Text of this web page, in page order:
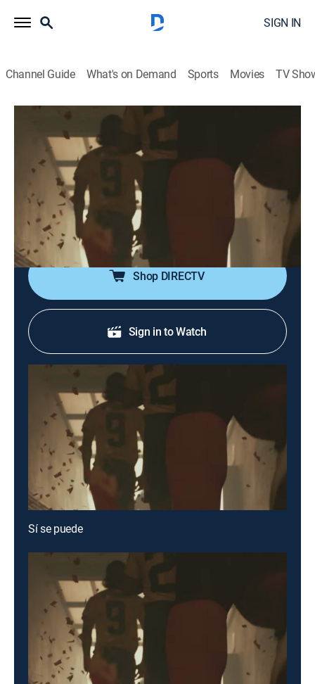
SIGN IN
Channel Guide What's on Demand Sports Movies TV
Sí se puede
Biography, Soccer, Soap
Se relata la clasificación de la selección ecuatoriana
de fútbol por primera vez al mundial a finales del
2001. Además, se cuenta la vida de Jaime Iván
Kaviedes.
Shop DIRECTV
Sign in to Watch
Sí se puede